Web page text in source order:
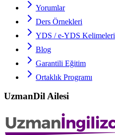
Yorumlar
Ders Örnekleri
YDS / e-YDS Kelimeleri
Blog
Garantili Eğitim
Ortaklık Programı
UzmanDil Ailesi